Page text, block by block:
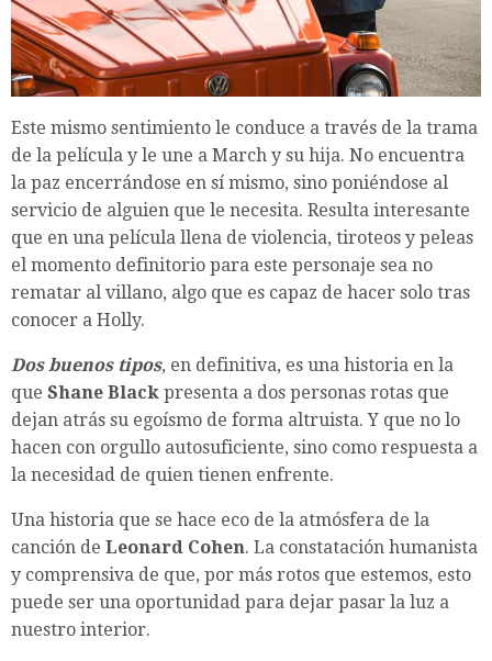
Este mismo sentimiento le conduce a través de la trama
de la película y le une a March y su hija. No encuentra
la paz encerrándose en sí mismo, sino poniéndose al
servicio de alguien que le necesita. Resulta interesante
que en una película llena de violencia, tiroteos y peleas
el momento definitorio para este personaje sea no
rematar al villano, algo que es capaz de hacer solo tras
conocer a Holly.
Dos buenos tipos, en definitiva, es una historia en la
que Shane Black presenta a dos personas rotas que
dejan atrás su egoísmo de forma altruista. Y que no lo
hacen con orgullo autosuficiente, sino como respuesta a
la necesidad de quien tienen enfrente.
Una historia que se hace eco de la atmósfera de la
canción de Leonard Cohen. La constatación humanista
y comprensiva de que, por más rotos que estemos, esto
puede ser una oportunidad para dejar pasar la luz a
nuestro interior.